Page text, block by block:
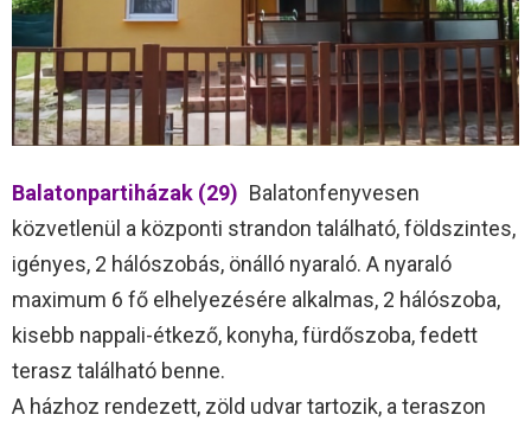
Balatonpartiházak (29) Balatonfenyvesen
közvetlenül a központi strandon található, földszintes,
igényes, 2 hálószobás, önálló nyaraló. A nyaraló
maximum 6 fő elhelyezésére alkalmas, 2 hálószoba,
kisebb nappali-étkező, konyha, fürdőszoba, fedett
terasz található benne.
A házhoz rendezett, zöld udvar tartozik, a teraszon